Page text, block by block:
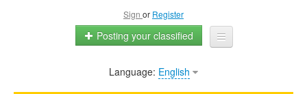
Sign or Register
Posting your classified
Home
Language: English